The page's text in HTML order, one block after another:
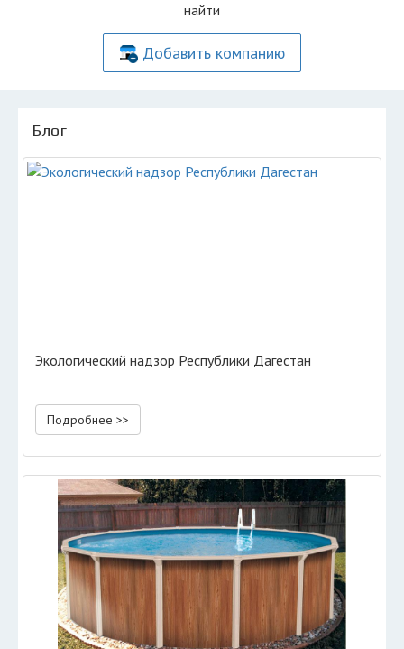
найти
Добавить компанию
Блог
Экологический надзор Республики Дагестан
Подробнее >>